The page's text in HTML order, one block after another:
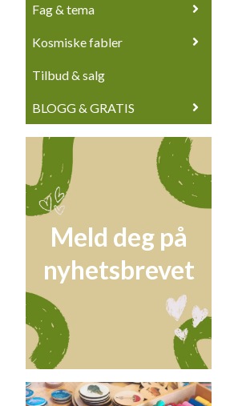
Fag & tema
Kosmiske fabler
Tilbud & salg
BLOGG & GRATIS
Meld deg på
nyhetsbrevet